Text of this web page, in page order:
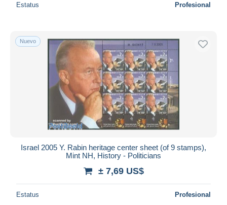
Estatus Profesional
Nuevo
Israel 2005 Y. Rabin heritage center sheet (of 9 stamps),
Mint NH, History - Politicians
± 7,69 US$
Estatus Profesional